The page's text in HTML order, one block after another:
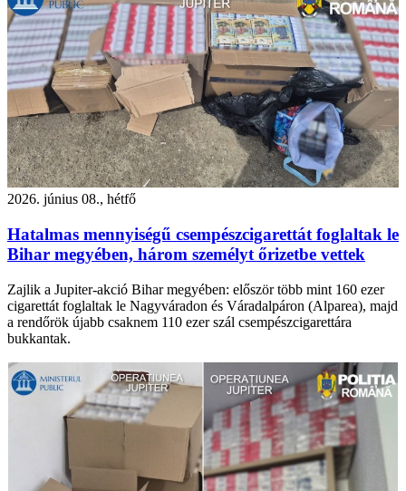
2026. június 08., hétfő
Hatalmas mennyiségű csempészcigarettát foglaltak le
Bihar megyében, három személyt őrizetbe vettek
Zajlik a Jupiter-akció Bihar megyében: először több mint 160 ezer
cigarettát foglaltak le Nagyváradon és Váradalpáron (Alparea), majd
a rendőrök újabb csaknem 110 ezer szál csempészcigarettára
bukkantak.